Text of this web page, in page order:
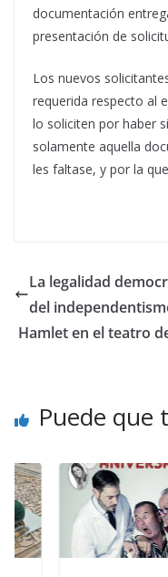
documentación
presentación de
Los nuevos
requerida respecto al
lo soliciten por haber
solamente aquella
les faltase, y por la
La legalidad
del
Hamlet en el teatro
Puede que